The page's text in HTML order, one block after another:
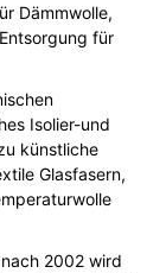
Dämmwolle,
für
Isolier-und
künstliche
Glasfasern,
2002 wird